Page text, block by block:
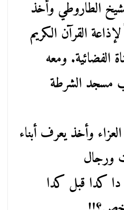
الطاروطي وأخذ
القرآن الكريم
الفضائية. ومعه
مسجد الشرطة
وأخذ يعرف أبناء
ورجال
كدا قبل كدا